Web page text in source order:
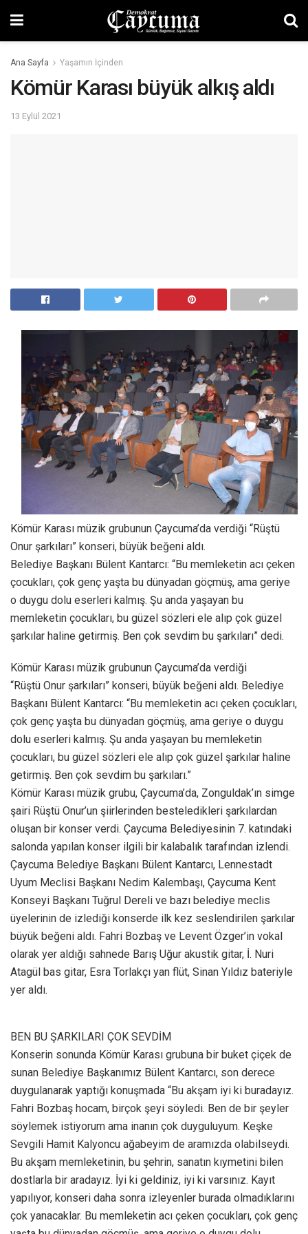
Ana Sayfa Yaşamın İçinden
Kömür Karası büyük alkış aldı
13 Eylül 2021
Kömür Karası müzik grubunun Çaycuma’da verdiği “Rüştü
Onur şarkıları” konseri, büyük beğeni aldı.
Belediye Başkanı Bülent Kantarcı: “Bu memleketin acı çeken
çocukları, çok genç yaşta bu dünyadan göçmüş, ama geriye
o duygu dolu eserleri kalmış. Şu anda yaşayan bu
memleketin çocukları, bu güzel sözleri ele alıp çok güzel
şarkılar haline getirmiş. Ben çok sevdim bu şarkıları” dedi.
Kömür Karası müzik grubunun Çaycuma’da verdiği
“Rüştü Onur şarkıları” konseri, büyük beğeni aldı. Belediye
Başkanı Bülent Kantarcı: “Bu memleketin acı çeken çocukları,
çok genç yaşta bu dünyadan göçmüş, ama geriye o duygu
dolu eserleri kalmış. Şu anda yaşayan bu memleketin
çocukları, bu güzel sözleri ele alıp çok güzel şarkılar haline
getirmiş. Ben çok sevdim bu şarkıları.”
Kömür Karası müzik grubu, Çaycuma’da, Zonguldak’ın simge
şairi Rüştü Onur’un şiirlerinden besteledikleri şarkılardan
oluşan bir konser verdi. Çaycuma Belediyesinin 7. katındaki
salonda yapılan konser ilgili bir kalabalık tarafından izlendi.
Çaycuma Belediye Başkanı Bülent Kantarcı, Lennestadt
Uyum Meclisi Başkanı Nedim Kalembaşı, Çaycuma Kent
Konseyi Başkanı Tuğrul Dereli ve bazı belediye meclis
üyelerinin de izlediği konserde ilk kez seslendirilen şarkılar
büyük beğeni aldı. Fahri Bozbaş ve Levent Özger’in vokal
olarak yer aldığı sahnede Barış Uğur akustik gitar, İ. Nuri
Atagül bas gitar, Esra Torlakçı yan flüt, Sinan Yıldız bateriyle
yer aldı.
BEN BU ŞARKILARI ÇOK SEVDİM
Konserin sonunda Kömür Karası grubuna bir buket çiçek de
sunan Belediye Başkanımız Bülent Kantarcı, son derece
duygulanarak yaptığı konuşmada “Bu akşam iyi ki buradayız.
Fahri Bozbaş hocam, birçok şeyi söyledi. Ben de bir şeyler
söylemek istiyorum ama inanın çok duyguluyum. Keşke
Sevgili Hamit Kalyoncu ağabeyim de aramızda olabilseydi.
Bu akşam memleketinin, bu şehrin, sanatın kıymetini bilen
dostlarla bir aradayız. İyi ki geldiniz, iyi ki varsınız. Kayıt
yapılıyor, konseri daha sonra izleyenler burada olmadıklarını
çok yanacaklar. Bu memleketin acı çeken çocukları, çok genç